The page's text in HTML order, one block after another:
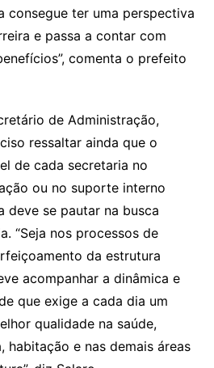
consegue ter uma perspectiva
e passa a contar com
comenta o prefeito
de Administração,
ressaltar ainda que o
de cada secretaria no
ou no suporte interno
deve se pautar na busca
“Seja nos processos de
da estrutura
acompanhar a dinâmica e
que exige a cada dia um
qualidade na saúde,
habitação e nas demais áreas